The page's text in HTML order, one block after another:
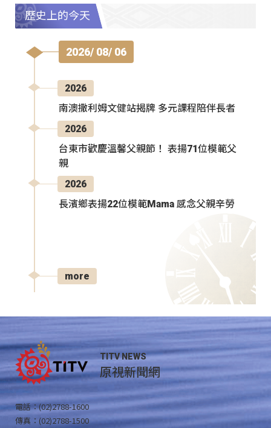
歷史上的今天
2026/ 08/ 06
2026
南澳撒利姆文健站揭牌 多元課程陪伴長者
2026
台東市歡慶溫馨父親節！ 表揚71位模範父
親
2026
長濱鄉表揚22位模範Mama 感念父親辛勞
more
TITV NEWS
原視新聞網
電話：(02)2788-1600
傳真：(02)2788-1500